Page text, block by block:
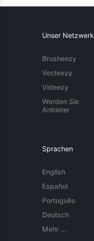
Unser Netzwerk
Brusheezy
Vecteezy
Videezy
Werden Sie
Anbieter
Sprachen
English
Español
Português
Deutsch
Mehr ...